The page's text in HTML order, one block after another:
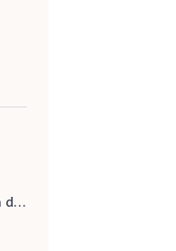
Replay for Her toaletní voda dámská 60 ml